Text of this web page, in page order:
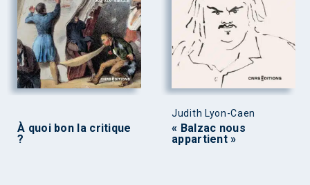
À quoi bon la critique
?
Judith Lyon-Caen
« Balzac nous
appartient »